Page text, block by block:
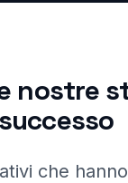
nostre
successo
che